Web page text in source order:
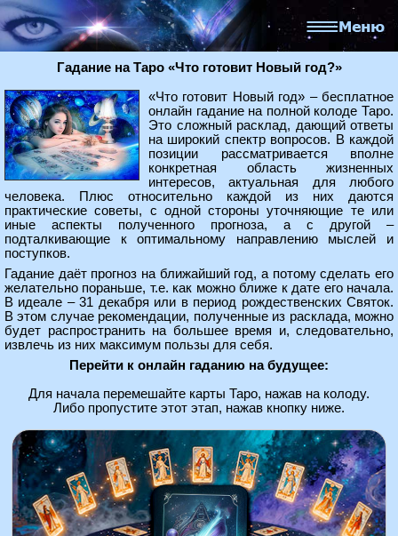
Гадание на Таро «Что готовит Новый год?»
«Что готовит Новый год» – бесплатное
онлайн гадание на полной колоде Таро.
Это сложный расклад, дающий ответы
на широкий спектр вопросов. В каждой
позиции рассматривается вполне
конкретная область жизненных
интересов, актуальная для любого
человека. Плюс относительно каждой из них даются
практические советы, с одной стороны уточняющие те или
иные аспекты полученного прогноза, а с другой –
подталкивающие к оптимальному направлению мыслей и
поступков.
Гадание даёт прогноз на ближайший год, а потому сделать его
желательно пораньше, т.е. как можно ближе к дате его начала.
В идеале – 31 декабря или в период рождественских Святок.
В этом случае рекомендации, полученные из расклада, можно
будет распространить на большее время и, следовательно,
извлечь из них максимум пользы для себя.
Перейти к онлайн гаданию на будущее:
Для начала перемешайте карты Таро, нажав на колоду.
Либо пропустите этот этап, нажав кнопку ниже.